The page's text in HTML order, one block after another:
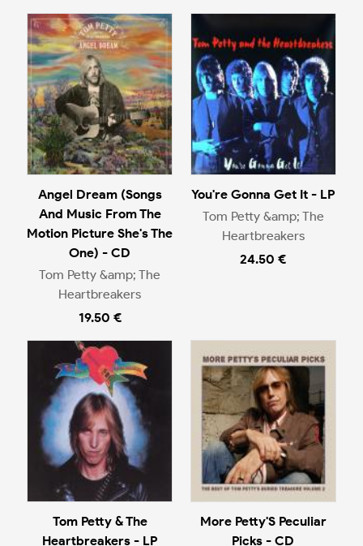
Angel Dream (Songs
And Music From The
Motion Picture She's The
One) - CD
Tom Petty &amp; The
Heartbreakers
19.50 €
You're Gonna Get It - LP
Tom Petty &amp; The
Heartbreakers
24.50 €
Tom Petty & The
Heartbreakers - LP
More Petty'S Peculiar
Picks - CD